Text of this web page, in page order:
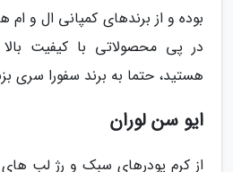
بوده و از برندهای کمپانی ال و
در پی محصولاتی با کیفیت
هستید، حتما به برند سفورا سری
ایو سن لوران
از کرم پودرهای سبک و رژ لب